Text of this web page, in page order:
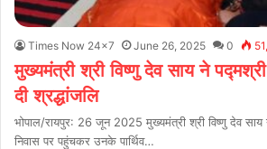
Times Now 24x7 June 26, 2025 0
मुख्यमंत्री श्री विष्णु देव साय ने
दी श्रद्धांजलि
भोपाल/रायपुर: 26 जून 2025 मुख्यमंत्री श्री विष्णु देव
निवास पर पहुंचकर उनके पार्थिव…